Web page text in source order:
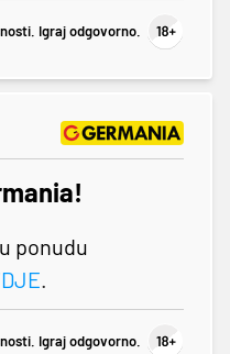
Igraj odgovorno.
ponudu
Igraj odgovorno.